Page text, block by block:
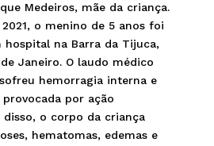
Medeiros, mãe da criança.
o menino de 5 anos foi
na Barra da Tijuca,
Janeiro. O laudo médico
hemorragia interna e
por ação
o corpo da criança
hematomas, edemas e